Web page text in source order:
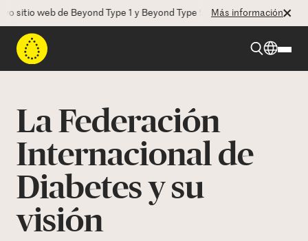
web de Beyond Type 1 y Beyond Type 2! La CEO Deborah Dugan
Más información
Recursos
Programas
La Federación
Internacional de
Diabetes y su
visión